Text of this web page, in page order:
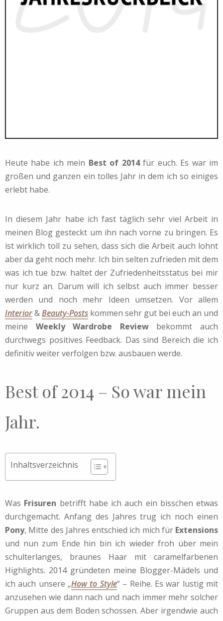
Heute habe ich mein Best of 2014für euch. Es war im
großen und ganzen ein tolles Jahr in dem ich so einiges
erlebt habe.
In diesem Jahr habe ich fast täglich sehr viel Arbeit in
meinen Blog gesteckt um ihn nach vorne zu bringen. Es
ist wirklich toll zu sehen, dass sich die Arbeit auch lohnt
aber da geht noch mehr. Ich bin selten zufrieden mit dem
was ich tue bzw. haltet der Zufriedenheitsstatus bei mir
nur kurz an. Darum will ich selbst auch immer besser
werden und noch mehr Ideen umsetzen. Vor allem
Interior&Beauty-Posts kommen sehr gut bei euch an und
meine Weekly Wardrobe Reviewbekommt auch
durchwegs positives Feedback. Das sind Bereich die ich
definitiv weiter verfolgen bzw. ausbauen werde.
Best of 2014 – So war mein
Jahr.
Inhaltsverzeichnis
Was Frisuren betrifft habe ich auch ein bisschen etwas
durchgemacht. Anfang des Jahres trug ich noch einen
Pony, Mitte des Jahres entschied ich mich für Extensions
und nun zum Ende hin bin ich wieder froh über mein
schulterlanges, braunes Haar mit caramelfarbenen
Highlights. 2014 gründeten meine Blogger-Mädels und
ich auch unsere „How to Style“ – Reihe. Es war lustig mit
anzusehen wie dann nach und nach immer mehr solcher
Gruppen aus dem Boden schossen. Aber irgendwie auch